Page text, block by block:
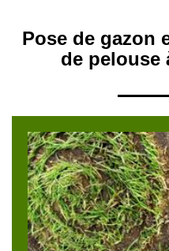
Pose de gazon
de pelouse